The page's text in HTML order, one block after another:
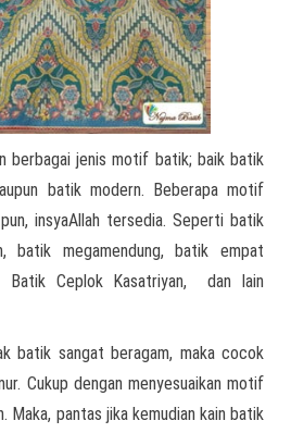
berbagai jenis motif batik; baik batik
batik modern. Beberapa motif
insyaAllah tersedia. Seperti batik
batik megamendung, batik empat
Batik Ceplok Kasatriyan, dan lain
batik sangat beragam, maka cocok
Cukup dengan menyesuaikan motif
Maka, pantas jika kemudian kain batik